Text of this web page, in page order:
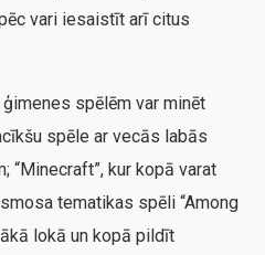
vari iesaistīt arī citus
spēlēm var minēt
spēle ar vecās labās
“Minecraft”, kur kopā varat
tematikas spēli “Among
lokā un kopā pildīt